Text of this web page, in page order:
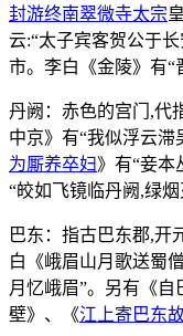
封游终南翠微寺太宗
云:“太子宾客贺公于
市。李白《金陵》有“
丹阙：赤色的宫门,代
中京》有“我似浮云滞
为厮养卒妇》有“妾本
“皎如飞镜临丹阙,绿烟
巴东：指古巴东郡,开
白《峨眉山月歌送蜀
月忆峨眉”。另有《
壁》、《江上寄巴东